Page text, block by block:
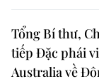
Tổng Bí thư,
tiếp Đặc phái
Australia về